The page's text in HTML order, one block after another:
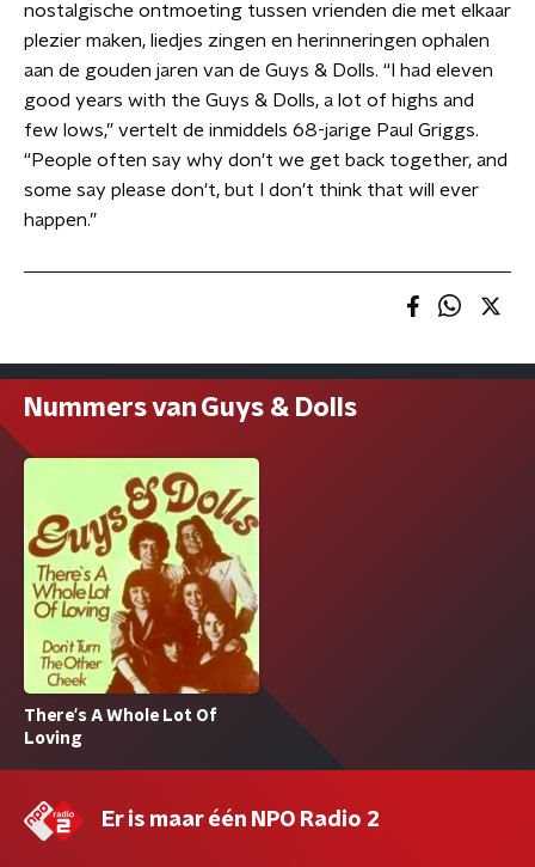
nostalgische ontmoeting tussen vrienden die met elkaar
plezier maken, liedjes zingen en herinneringen ophalen
aan de gouden jaren van de Guys & Dolls. “I had eleven
good years with the Guys & Dolls, a lot of highs and
few lows,” vertelt de inmiddels 68-jarige Paul Griggs.
“People often say why don't we get back together, and
some say please don't, but I don't think that will ever
happen.”
Nummers van Guys & Dolls
There's A Whole Lot Of
Loving
Er is maar één NPO Radio 2